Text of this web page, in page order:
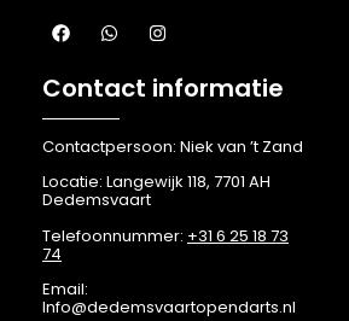
Contact informatie
Contactpersoon: Niek van ’t Zand
Locatie: Langewijk 118, 7701 AH
Dedemsvaart
Telefoonnummer: +31 6 25 18 73
74
Email:
Info@dedemsvaartopendarts.nl